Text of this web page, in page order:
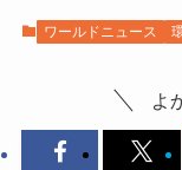
ワールドニュース
よ